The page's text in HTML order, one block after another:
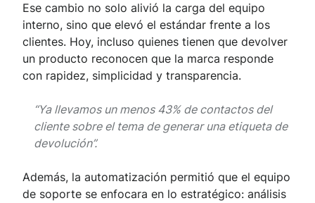
Ese cambio no solo alivió la carga del equipo
interno, sino que elevó el estándar frente a los
clientes. Hoy, incluso quienes tienen que devolver
un producto reconocen que la marca responde
con rapidez, simplicidad y transparencia.
“Ya llevamos un menos 43% de contactos del
cliente sobre el tema de generar una etiqueta de
devolución”.
Además, la automatización permitió que el equipo
de soporte se enfocara en lo estratégico: análisis